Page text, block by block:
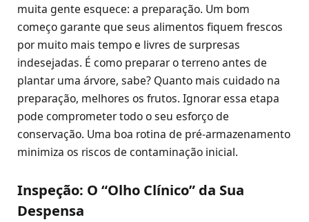
muita gente esquece: a preparação. Um bom
começo garante que seus alimentos fiquem frescos
por muito mais tempo e livres de surpresas
indesejadas. É como preparar o terreno antes de
plantar uma árvore, sabe? Quanto mais cuidado na
preparação, melhores os frutos. Ignorar essa etapa
pode comprometer todo o seu esforço de
conservação. Uma boa rotina de pré-armazenamento
minimiza os riscos de contaminação inicial.
Inspeção: O “Olho Clínico” da Sua
Despensa